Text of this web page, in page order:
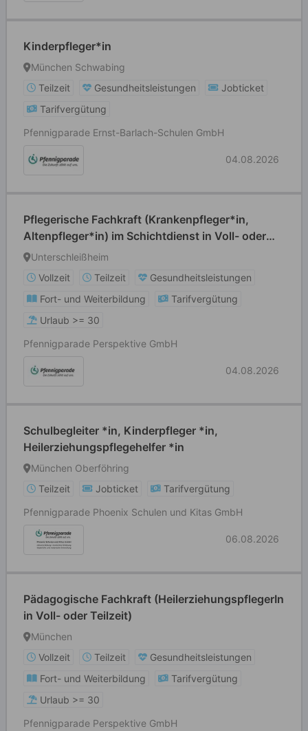
Kinderpfleger*in
München Schwabing
Teilzeit
Gesundheitsleistungen
Jobticket
Tarifvergütung
Pfennigparade Ernst-Barlach-Schulen GmbH
04.08.2026
Pflegerische Fachkraft (Krankenpfleger*in,
Altenpfleger*in) im Schichtdienst in Voll- oder
Teilzeit
Unterschleißheim
Vollzeit
Teilzeit
Gesundheitsleistungen
Fort- und Weiterbildung
Tarifvergütung
Urlaub >= 30
Pfennigparade Perspektive GmbH
04.08.2026
Schulbegleiter *in, Kinderpfleger *in,
Heilerziehungspflegehelfer *in
München Oberföhring
Teilzeit
Jobticket
Tarifvergütung
Pfennigparade Phoenix Schulen und Kitas GmbH
06.08.2026
Pädagogische Fachkraft (HeilerziehungspflegerIn
in Voll- oder Teilzeit)
München
Vollzeit
Teilzeit
Gesundheitsleistungen
Fort- und Weiterbildung
Tarifvergütung
Urlaub >= 30
Pfennigparade Perspektive GmbH